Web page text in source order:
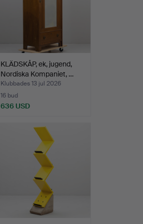
KLÄDSKÅP, ek, jugend,
Nordiska Kompaniet, …
Klubbades 13 jul 2026
16 bud
636 USD